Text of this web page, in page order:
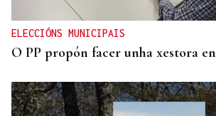
ELECCIÓNS MUNICIPAIS
O PP propón facer unha xestora